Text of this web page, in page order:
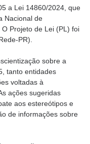
a Lei 14860/2024, que
Nacional de
Projeto de Lei (PL) foi
PR).
sobre a
tanto entidades
voltadas à
ações sugeridas
aos estereótipos e
de informações sobre